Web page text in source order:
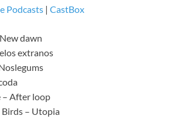
Podcasts | CastBox
dawn
extranos
– After loop
– Utopia